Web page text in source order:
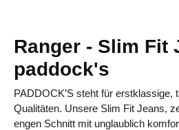
Ranger - Slim Fit
paddock's
PADDOCK’S steht für erstklassige,
Qualitäten. Unsere Slim Fit Jeans,
engen Schnitt mit unglaublich